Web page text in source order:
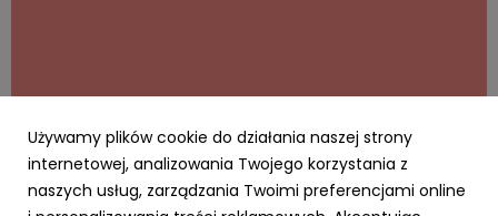
Używamy plików cookie do działania naszej strony
internetowej, analizowania Twojego korzystania z
naszych usług, zarządzania Twoimi preferencjami online